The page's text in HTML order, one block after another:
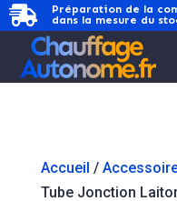

Préparation de la
dans la mesure du
Accueil /
Tube Jonction